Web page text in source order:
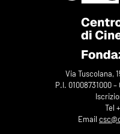
Via Tuscolana,
P.I. 01008731000
Tel
Email